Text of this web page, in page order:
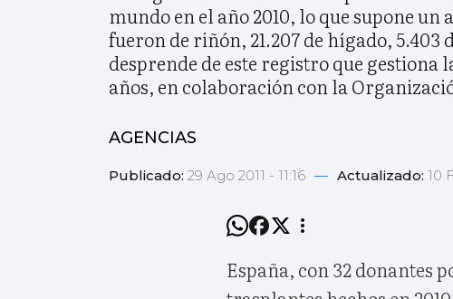
mundo en el año 2010, lo que supone un
fueron de riñón, 21.207 de hígado, 5.403
desprende de este registro que
años, en colaboración con la
AGENCIAS
Publicado: 29 Ago 2011 - 11:16 — Actualizado: 10
España, con 32 donantes